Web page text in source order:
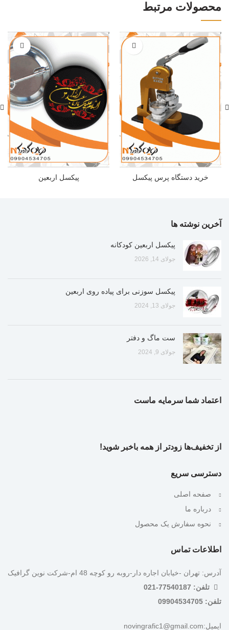
محصولات مرتبط
خرید دستگاه پرس پیکسل پیکسل اربعین
آخرین نوشته ها
پیکسل اربعین کودکانه
جولای 14, 2026
پیکسل سوزنی برای پیاده روی اربعین
جولای 13, 2024
ست ماگ و دفتر
جولای 9, 2024
اعتماد شما سرمایه ماست
از تخفیف‌ها زودتر از همه باخبر شوید!
دسترسی سریع
صفحه اصلی
درباره ما
نحوه سفارش یک محصول
اطلاعات تماس
آدرس: تهران -خیابان اجاره دار-روبه رو کوچه 48 ام-شرکت نوین گرافیک
تلفن: 77540187-021
تلفن: 09904534705
ایمیل:novingrafic1@gmail.com